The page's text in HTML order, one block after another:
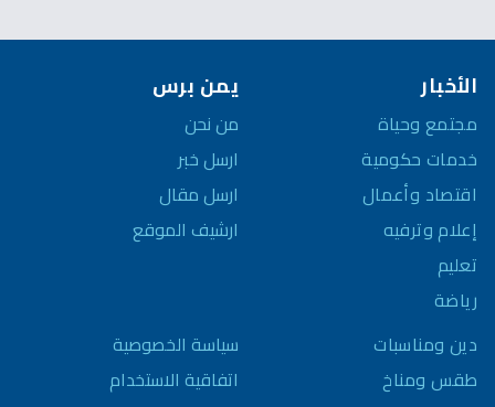
الأخبار
مجتمع وحياة
خدمات حكومية
اقتصاد وأعمال
إعلام وترفيه
تعليم
رياضة
دين ومناسبات
طقس ومناخ
يمن برس
من نحن
ارسل خبر
ارسل مقال
ارشيف الموقع
سياسة الخصوصية
اتفاقية الاستخدام